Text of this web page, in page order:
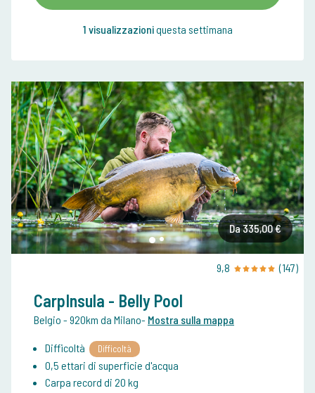
1 visualizzazioniquesta settimana
Da 335,00 €
9,8 (147)
CarpInsula - Belly Pool
Belgio - 920km da Milano- Mostra sulla mappa
Difficoltà Difficoltà
0,5 ettari di superficie d'acqua
Carpa record di 20 kg